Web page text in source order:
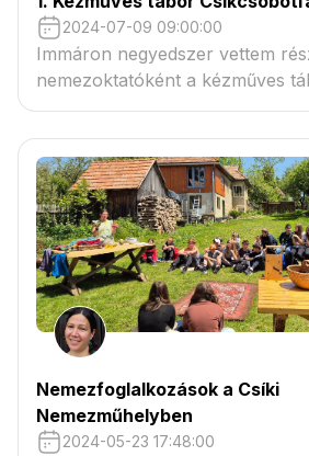
2024-07-09 09:00:00
Immáron negyedszer vettem
nemezoktatóként a kézműves
Nemezfoglalkozások a Csíki
Nemezműhelyben
2024-05-23 17:48:00